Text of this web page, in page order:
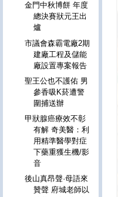
金門中秋博餅 年度
總決賽狀元王出
爐
市議會森霸電廠2期
建廠工程及儲能
廠設置專案報告
聖王公也不護佑 男
參香吸K菸遭警
圍捕送辦
甲狀腺癌療效不彰
有解 奇美醫：利
用精準醫學對症
下藥重獲生機/影
音
後山真昂聲·母語來
贊聲 府城老師以